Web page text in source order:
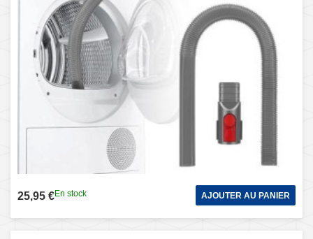
25,95 €En stock AJOUTER AU PANIER